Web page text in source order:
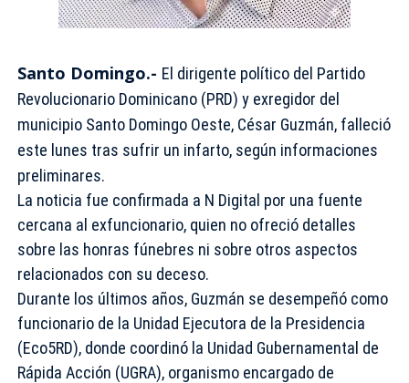
Santo Domingo.- El dirigente político del Partido
Revolucionario Dominicano (PRD) y exregidor del
municipio Santo Domingo Oeste, César Guzmán, falleció
este lunes tras sufrir un infarto, según informaciones
preliminares.
La noticia fue confirmada a N Digital por una fuente
cercana al exfuncionario, quien no ofreció detalles
sobre las honras fúnebres ni sobre otros aspectos
relacionados con su deceso.
Durante los últimos años, Guzmán se desempeñó como
funcionario de la Unidad Ejecutora de la Presidencia
(Eco5RD), donde coordinó la Unidad Gubernamental de
Rápida Acción (UGRA), organismo encargado de